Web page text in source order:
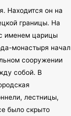
Находится он на
границы. На
именем царицы
монастыря начал
сооружении
собой. В
лестницы,
было скрыто